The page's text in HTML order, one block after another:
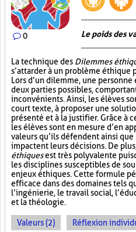
0 Le poids des
La technique des Dilemmes
s’attarder à un problème éthique
Lors d’un dilemme, une
deux parties possibles,
inconvénients. Ainsi, les élèves
court texte, à proposer une
présenté et à la justifier. Grâce à
les élèves sont en mesure d’en
valeurs qu’ils défendent ainsi
impactent leurs décisions. De
éthiquesest très polyvalente
les disciplines susceptibles de
enjeux éthiques. Cette formule
efficace dans des domaines tels
l’ingénierie, le travail social,
et la théologie.
Valeurs (2) Réflexion